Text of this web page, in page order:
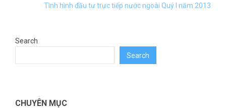
Tình hình đầu tư trực tiếp nước ngoài Quý I năm 2013
Search
Search
CHUYÊN MỤC